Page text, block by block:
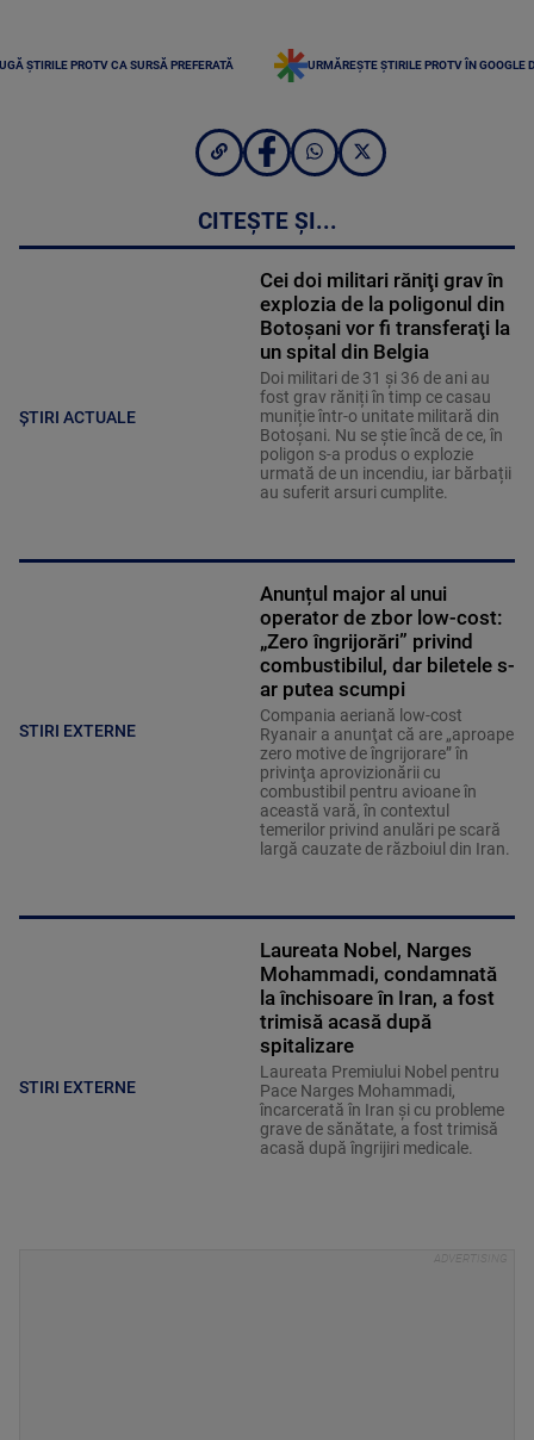
ȘTIRILE PROTV CA SURSĂ PREFERATĂ URMĂREȘTE ȘTIRILE PROTV ÎN GOOGLE
CITEȘTE ȘI...
ȘTIRI ACTUALE
Cei doi militari răniţi grav în
explozia de la poligonul din
Botoşani vor fi transferaţi la
un spital din Belgia
Doi militari de 31 și 36 de ani au
fost grav răniți în timp ce casau
muniție într-o unitate militară din
Botoșani. Nu se știe încă de ce, în
poligon s-a produs o explozie
urmată de un incendiu, iar bărbații
au suferit arsuri cumplite.
STIRI EXTERNE
Anunțul major al unui
operator de zbor low-cost:
„Zero îngrijorări” privind
combustibilul, dar biletele s-
ar putea scumpi
Compania aeriană low-cost
Ryanair a anunţat că are „aproape
zero motive de îngrijorare” în
privinţa aprovizionării cu
combustibil pentru avioane în
această vară, în contextul
temerilor privind anulări pe scară
largă cauzate de războiul din Iran.
STIRI EXTERNE
Laureata Nobel, Narges
Mohammadi, condamnată
la închisoare în Iran, a fost
trimisă acasă după
spitalizare
Laureata Premiului Nobel pentru
Pace Narges Mohammadi,
încarcerată în Iran şi cu probleme
grave de sănătate, a fost trimisă
acasă după îngrijiri medicale.